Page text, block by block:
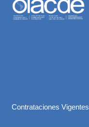
Contrataciones Vigentes